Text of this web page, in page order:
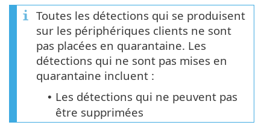
Toutes les détections qui se produisent
sur les périphériques clients ne sont
pas placées en quarantaine. Les
détections qui ne sont pas mises en
quarantaine incluent :
• Les détections qui ne peuvent pas
être supprimées